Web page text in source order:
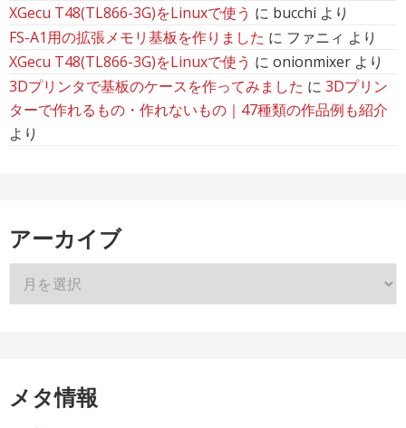
XGecu T48(TL866-3G)をLinuxで使う に bucchi より
FS-A1用の拡張メモリ基板を作りました に ファニィ より
XGecu T48(TL866-3G)をLinuxで使う に onionmixer より
3Dプリンタで基板のケースを作ってみました に 3Dプリン
ターで作れるもの・作れないもの｜47種類の作品例も紹介
より
アーカイブ
メタ情報